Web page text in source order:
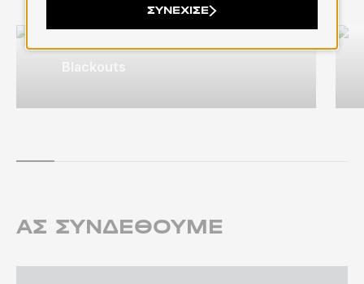
Blackouts
ΑΣ ΣΥΝΔΕΘΟΎΜΕ
ΣΥΝΈΧΙΣΕ